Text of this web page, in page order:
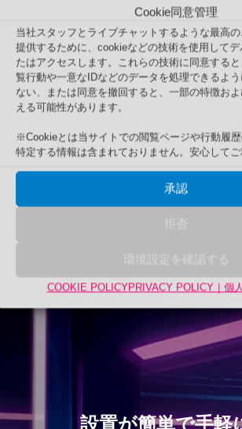
Cookie同意管理
当社スタッフとライブチャットするような最高
提供するために、cookieなどの技術を使用してデ
たはアクセスします。これらの技術に同意する
覧行動や一意なIDなどのデータを処理できるよ
ない、または同意を撤回すると、一部の特徴お
える可能性があります。
※Cookieとは当サイトでの閲覧ページや行動履
特定する情報は含まれておりません。安心してご
承認
拒否
環境設定を確認する
COOKIE POLICYPRIVACY POLICY｜個
7
設置が簡単で手軽